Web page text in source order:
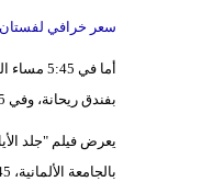
سعر خرافي لفستان
بفندق ريحانة، وفي 6:15 مساء يعرض فيلم "محصن" بقاعة سي سينما 2 بفندق ريحانة، 6:30 مساء